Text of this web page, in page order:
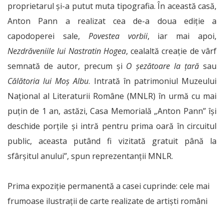
proprietarul și-a putut muta tipografia. În această casă,
Anton Pann a realizat cea de-a doua ediție a
capodoperei sale, Povestea vorbii, iar mai apoi,
Nezdrăveniile lui Nastratin Hogea, cealaltă creație de vârf
semnată de autor, precum și O șezătoare la țară sau
Călătoria lui Moș Albu. Intrată în patrimoniul Muzeului
Național al Literaturii Române (MNLR) în urmă cu mai
puțin de 1 an, astăzi, Casa Memorială „Anton Pann” își
deschide porțile și intră pentru prima oară în circuitul
public, aceasta putând fi vizitată gratuit până la
sfârșitul anului”, spun reprezentanții MNLR.
Prima expoziție permanentă a casei cuprinde: cele mai
frumoase ilustrații de carte realizate de artiști români